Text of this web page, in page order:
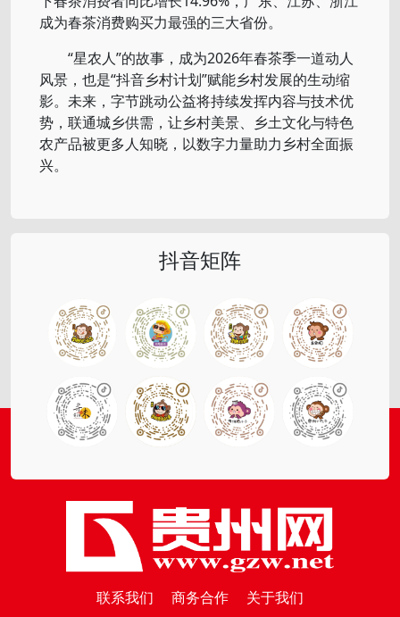
成为春茶消费购买力最强的三大省份。
“星农人”的故事，成为2026年春茶季一道动人
风景，也是“抖音乡村计划”赋能乡村发展的生动缩
影。未来，字节跳动公益将持续发挥内容与技术优
势，联通城乡供需，让乡村美景、乡土文化与特色
农产品被更多人知晓，以数字力量助力乡村全面振
兴。
抖音矩阵
联系我们 商务合作 关于我们